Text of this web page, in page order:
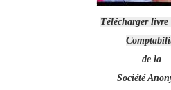
Télécharger
de la
Société